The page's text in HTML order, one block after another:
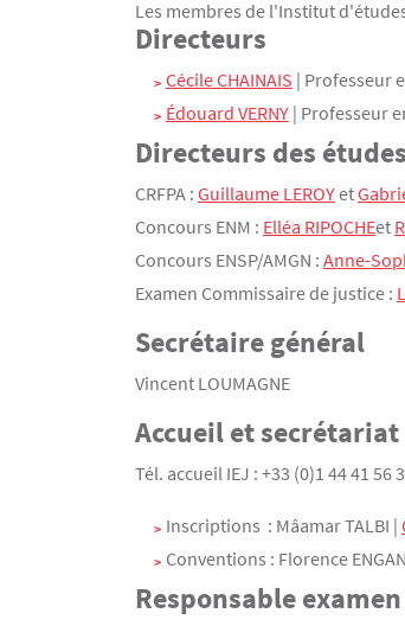
Les membres de l'Institut
Texte
Directeurs
Cécile CHAINAIS | Professeur
Édouard VERNY | Professeur
Directeurs des études
CRFPA : Guillaume LEROYet
Concours ENM : Elléa RIPOCHEet
Concours ENSP/AMGN : Anne-
Examen Commissaire de justice :
Secrétaire général
Vincent LOUMAGNE
Accueil et secrétariat
Tél. accueil IEJ : +33 (0)1 44 41 56
Inscriptions : Mâamar TALBI |
Conventions : Florence
Responsable examen